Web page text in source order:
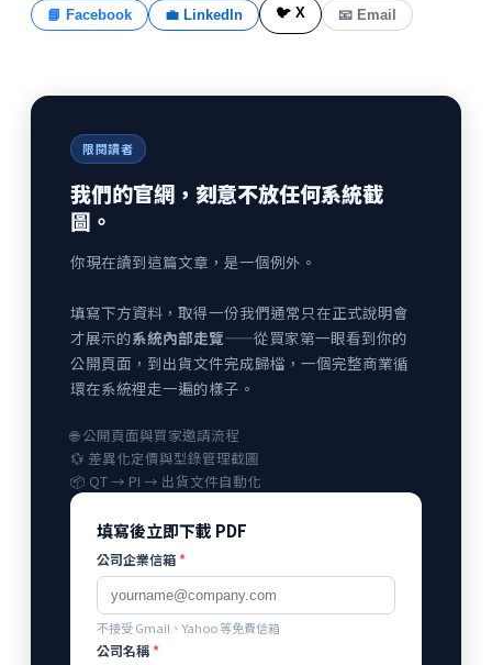
📘 Facebook 💼 LinkedIn 🐦 X 📧 Email
限閱讀者
我們的官網，刻意不放任何系統截
圖。
你現在讀到這篇文章，是一個例外。
填寫下方資料，取得一份我們通常只在正式說明會
才展示的系統內部走覽——從買家第一眼看到你的
公開頁面，到出貨文件完成歸檔，一個完整商業循
環在系統裡走一遍的樣子。
🌐 公開頁面與買家邀請流程
💱 差異化定價與型錄管理截圖
📦 QT → PI → 出貨文件自動化
填寫後立即下載 PDF
公司企業信箱*
不接受 Gmail、Yahoo 等免費信箱
公司名稱*